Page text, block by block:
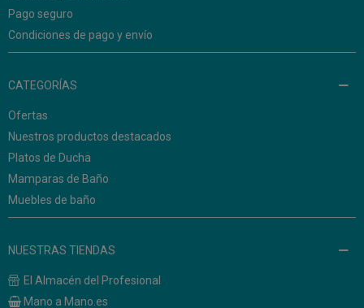
Pago seguro
Condiciones de pago y envío
CATEGORÍAS
Ofertas
Nuestros productos destacados
Platos de Ducha
Mamparas de Baño
Muebles de baño
NUESTRAS TIENDAS
El Almacén del Profesional
Mano a Mano.es